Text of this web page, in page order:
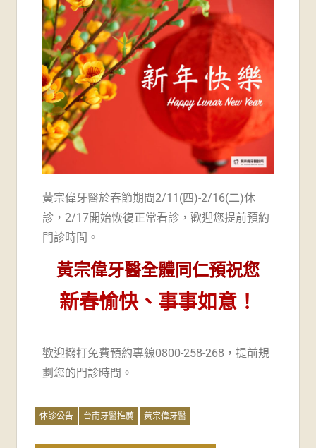
牙
醫
診
所-
台
南
牙
推
薦
黃宗偉牙醫於春節期間2/11(四)-2/16(二)休
診，2/17開始恢復正常看診，歡迎您提前預約
門診時間。
黃宗偉牙醫全體同仁預祝您
新春愉快、事事如意！
歡迎撥打免費預約專線0800-258-268，提前規
劃您的門診時間。
休診公告 台南牙醫推薦 黃宗偉牙醫